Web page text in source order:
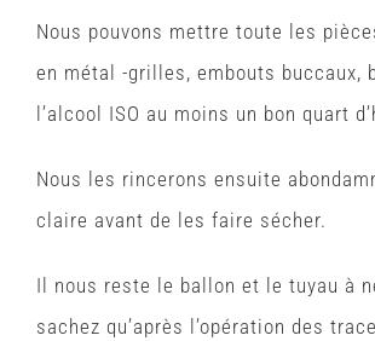
Nous pouvons mettre toute les
en métal -grilles, embouts buccaux,
l’alcool ISO au moins un bon quart
Nous les rincerons ensuite
claire avant de les faire sécher.
Il nous reste le ballon et le tuyau à
sachez qu’après l’opération des